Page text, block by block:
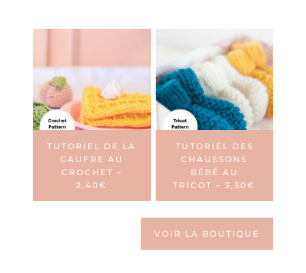
TUTORIEL DE LA
GAUFRE AU
CROCHET –
2,40€
TUTORIEL DES
CHAUSSONS
BÉBÉ AU
TRICOT – 3,50€
VOIR LA BOUTIQUE